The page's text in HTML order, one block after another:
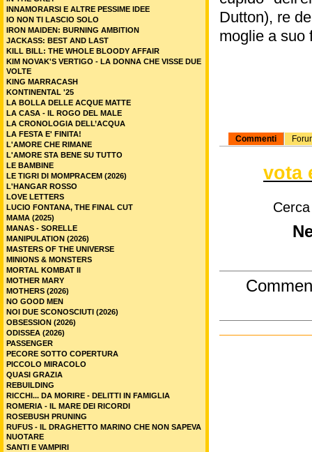
Dutton), re
moglie a suo
Commenti
vota
INNAMORARSI E ALTRE PESSIME IDEE
IO NON TI LASCIO SOLO
IRON MAIDEN: BURNING AMBITION
JACKASS: BEST AND LAST
KILL BILL: THE WHOLE BLOODY AFFAIR
KIM NOVAK'S VERTIGO - LA DONNA CHE VISSE DUE
VOLTE
KING MARRACASH
KONTINENTAL '25
LA BOLLA DELLE ACQUE MATTE
LA CASA - IL ROGO DEL MALE
LA CRONOLOGIA DELL’ACQUA
LA FESTA E' FINITA!
L'AMORE CHE RIMANE
L'AMORE STA BENE SU TUTTO
LE BAMBINE
LE TIGRI DI MOMPRACEM (2026)
L'HANGAR ROSSO
LOVE LETTERS
LUCIO FONTANA, THE FINAL CUT
MAMA (2025)
MANAS - SORELLE
MANIPULATION (2026)
MASTERS OF THE UNIVERSE
MINIONS & MONSTERS
MORTAL KOMBAT II
MOTHER MARY
MOTHERS (2026)
NO GOOD MEN
NOI DUE SCONOSCIUTI (2026)
OBSESSION (2026)
ODISSEA (2026)
PASSENGER
PECORE SOTTO COPERTURA
PICCOLO MIRACOLO
QUASI GRAZIA
REBUILDING
RICCHI... DA MORIRE - DELITTI IN FAMIGLIA
ROMERIA - IL MARE DEI RICORDI
ROSEBUSH PRUNING
RUFUS - IL DRAGHETTO MARINO CHE NON SAPEVA
NUOTARE
SANTI E VAMPIRI